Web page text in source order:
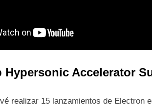
Hypersonic Accelerator
realizar 15 lanzamientos de Electron